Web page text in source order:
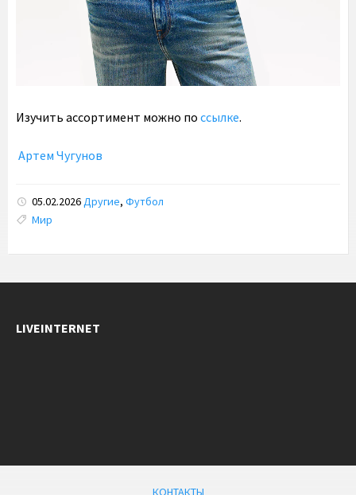
Изучить ассортимент можно по ссылке.
Артем Чугунов
05.02.2026Другие, Футбол
Tags:
Мир
LIVEINTERNET
КОНТАКТЫ